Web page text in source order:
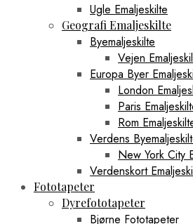
Ugle Emaljeskilte
Geografi Emaljeskilte
Byemaljeskilte
Vejen
Europa Byer
London
Paris
Rom
Verdens
New York City
Verdenskort
Fototapeter
Dyrefototapeter
Bjørne Fototapeter